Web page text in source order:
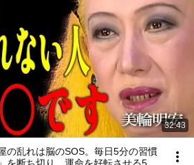
32:43
の乱れは脳のSOS。毎日5分の習慣